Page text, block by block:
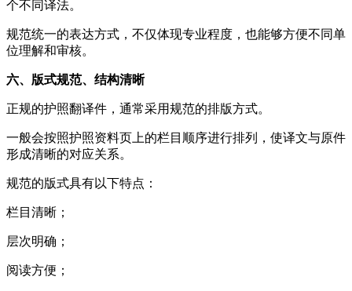
个不同译法。
规范统一的表达方式，不仅体现专业程度，也能够方便不同单
位理解和审核。
六、版式规范、结构清晰
正规的护照翻译件，通常采用规范的排版方式。
一般会按照护照资料页上的栏目顺序进行排列，使译文与原件
形成清晰的对应关系。
规范的版式具有以下特点：
栏目清晰；
层次明确；
阅读方便；